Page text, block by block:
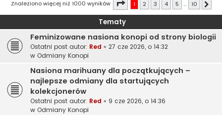
Znaleziono więcej niż 1000 wyników Strona1 10
1 2 3 4 5 … 10
Tematy
Feminizowane nasiona konopi od strony biologii
Ostatni post autor: Red « 27 cze 2026, o 14:32
w Odmiany Konopi
Nasiona marihuany dla początkujących –
najlepsze odmiany dla startujących
kolekcjonerów
Ostatni post autor: Red « 9 cze 2026, o 14:36
w Odmiany Konopi